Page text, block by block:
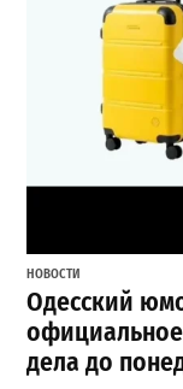
НОВОСТИ
Одесский
дела до